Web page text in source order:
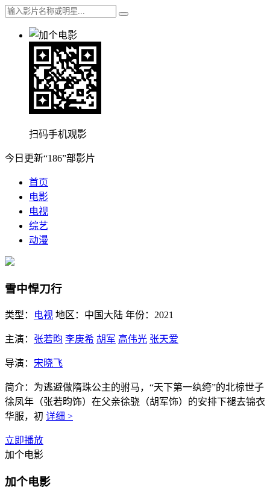
扫码手机观影
今日更新“186”部影片
首页
电影
电视
综艺
动漫
雪中悍刀行
类型： 电视 地区： 中国大陆 年份： 2021
主演： 张若昀 李庚希 胡军 高伟光 张天爱
导演： 宋晓飞
简介： 为逃避做隋珠公主的驸马，“天下第一纨绔”的北椋世子
徐凤年（张若昀饰）在父亲徐骁（胡军饰）的安排下褪去锦衣
华服，初 详细 >
立即播放
加个电影
加个电影